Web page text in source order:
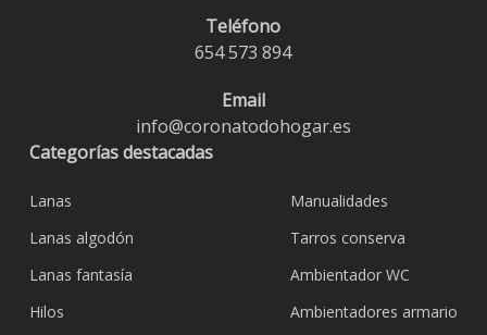
Teléfono
654 573 894
Email
info@coronatodohogar.es
Categorías destacadas
Lanas
Lanas algodón
Lanas fantasía
Hilos
Manualidades
Tarros conserva
Ambientador WC
Ambientadores armario